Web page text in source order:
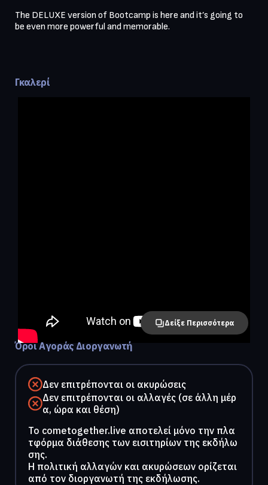
The DELUXE version of Bootcamp is here and it’s going to
be even more powerful and memorable.
Γκαλερί
Δείξε Περισσότερα
Όροι Αγοράς Διοργανωτή
Δεν επιτρέπονται οι ακυρώσεις
Δεν επιτρέπονται οι αλλαγές (σε άλλη μέρ
α, ώρα και θέση)
To cometogether.live αποτελεί μόνο την πλα
τφόρμα διάθεσης των εισιτηρίων της εκδήλω
σης.
Η πολιτική αλλαγών και ακυρώσεων ορίζεται
από τον διοργανωτή της εκδήλωσης.